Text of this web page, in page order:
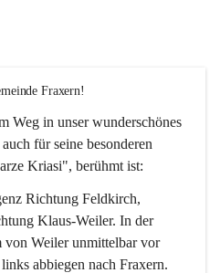
Fraxern!
Weg in unser wunderschönes
für seine besonderen
Kriasi", berühmt ist:
Richtung Feldkirch,
Klaus-Weiler. In der
von Weiler unmittelbar vor
abbiegen nach Fraxern.